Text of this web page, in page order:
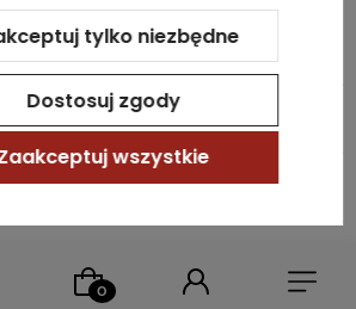
Tak (Wymaga zastosowania
adaptera UP03 lub UP04)
500 mAh
Sony STARVIS 2 IMX675
30FPS; 2560 x 1440P HDR
tylko niezbędne
Dostosuj zgody
wszystkie